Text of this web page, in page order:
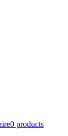
0 products